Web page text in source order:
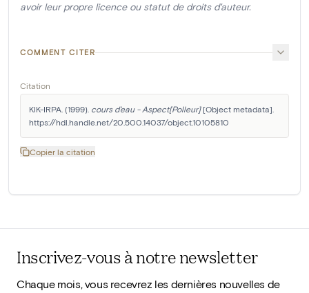
avoir leur propre licence ou statut de droits d'auteur.
COMMENT CITER
Citation
KIK-IRPA. (1999). cours d'eau - Aspect[Polleur] [Object metadata].
https://hdl.handle.net/20.500.14037/object.10105810
Copier la citation
Inscrivez-vous à notre newsletter
Chaque mois, vous recevrez les dernières nouvelles de